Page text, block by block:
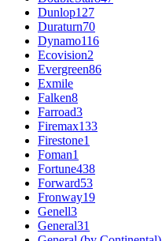
Dunlop127
Duraturn70
Dynamo116
Ecovision2
Evergreen86
Exmile
Falken8
Farroad3
Firemax133
Firestone1
Foman1
Fortune438
Forward53
Fronway19
Genell3
General31